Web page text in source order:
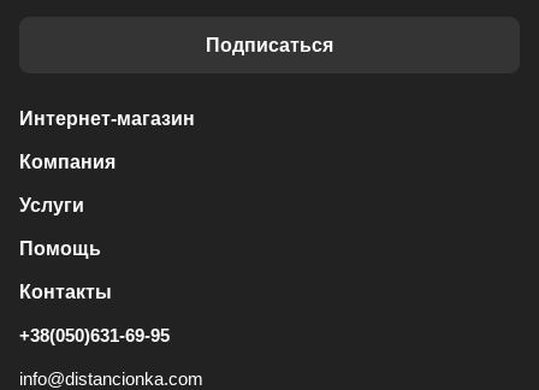
Подписаться
Интернет-магазин
Компания
Услуги
Помощь
Контакты
+38(050)631-69-95
info@distancionka.com